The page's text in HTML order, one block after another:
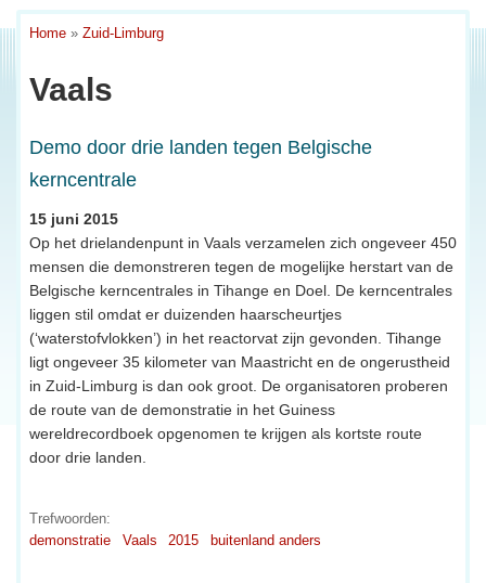
Home » Zuid-Limburg
Vaals
Demo door drie landen tegen Belgische
kerncentrale
15 juni 2015
Op het drielandenpunt in Vaals verzamelen zich ongeveer 450
mensen die demonstreren tegen de mogelijke herstart van de
Belgische kerncentrales in Tihange en Doel. De kerncentrales
liggen stil omdat er duizenden haarscheurtjes
(‘waterstofvlokken’) in het reactorvat zijn gevonden. Tihange
ligt ongeveer 35 kilometer van Maastricht en de ongerustheid
in Zuid-Limburg is dan ook groot. De organisatoren proberen
de route van de demonstratie in het Guiness
wereldrecordboek opgenomen te krijgen als kortste route
door drie landen.
Trefwoorden:
demonstratie
Vaals 2015 buitenland anders